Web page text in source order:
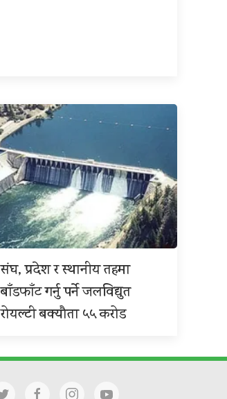
संघ, प्रदेश र स्थानीय तहमा
बाँडफाँट गर्नु पर्ने जलविद्युत
रोयल्टी बक्यौता ५५ करोड